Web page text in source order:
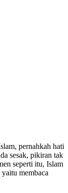
pernahkah hati
sesak, pikiran tak
seperti itu, Islam
membaca